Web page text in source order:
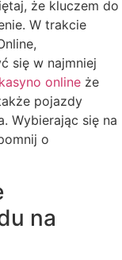
że kluczem do
W trakcie
się w najmniej
kasyno online że
pojazdy
Wybierając się na
o
na